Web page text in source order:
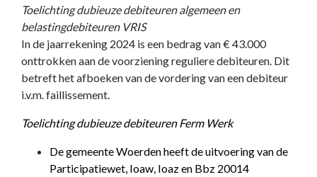
Toelichting dubieuze debiteuren algemeen en
belastingdebiteuren VRIS
In de jaarrekening 2024 is een bedrag van € 43.000
onttrokken aan de voorziening reguliere debiteuren. Dit
betreft het afboeken van de vordering van een debiteur
i.v.m. faillissement.
Toelichting dubieuze debiteuren Ferm Werk
De gemeente Woerden heeft de uitvoering van de
Participatiewet, Ioaw, Ioaz en Bbz 20014